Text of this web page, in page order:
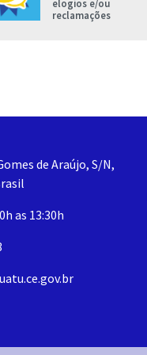
elogios e/ou
reclamações
de Araújo, S/N,
as 13:30h